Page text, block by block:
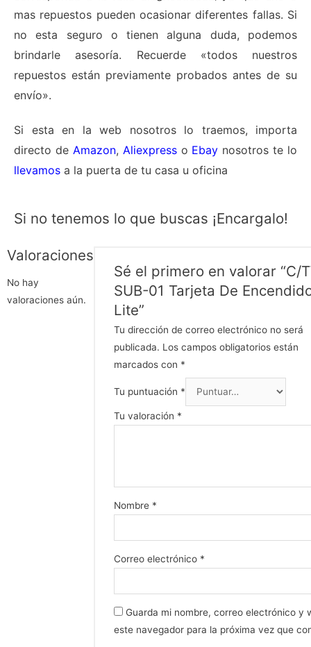
mas repuestos pueden ocasionar diferentes fallas. Si
no esta seguro o tienen alguna duda, podemos
brindarle asesoría. Recuerde «todos nuestros
repuestos están previamente probados antes de su
envío».
Si esta en la web nosotros lo traemos, importa
directo de Amazon, Aliexpresso Ebay nosotros te lo
llevamos a la puerta de tu casa u oficina
Si no tenemos lo que buscas ¡Encargalo!
Valoraciones
No hay
valoraciones aún.
Sé el primero en valorar “C/
SUB-01 Tarjeta De
Lite”
Tu dirección de correo electrónico no será
publicada. Los campos obligatorios están
marcados con *
Tu puntuación *
Tu valoración *
Nombre *
Correo electrónico *
Guarda mi nombre, correo electrónico y
este navegador para la próxima vez que